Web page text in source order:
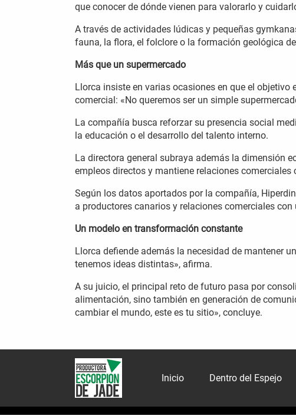
que conocer de dónde vienen para valorarlo y
A través de actividades lúdicas y pequeñas
fauna, la flora, el folclore o la formación geológica
Más que un supermercado
Llorca insiste en varias ocasiones en que el
comercial: «No queremos ser un simple
La compañía busca reforzar su presencia social
la educación o el desarrollo del talento interno.
La directora general subraya además la dimensión
empleos directos y mantiene relaciones comerciales
Según los datos aportados por la compañía,
a productores canarios y relaciones comerciales
Un modelo en transformación constante
Llorca defiende además la necesidad de mantener
tenemos ideas distintas», afirma.
A su juicio, el principal reto de futuro pasa por
alimentación, sino también en generación de
cambiar el mundo, este es tu sitio», concluye.
Inicio Dentro del Espejo